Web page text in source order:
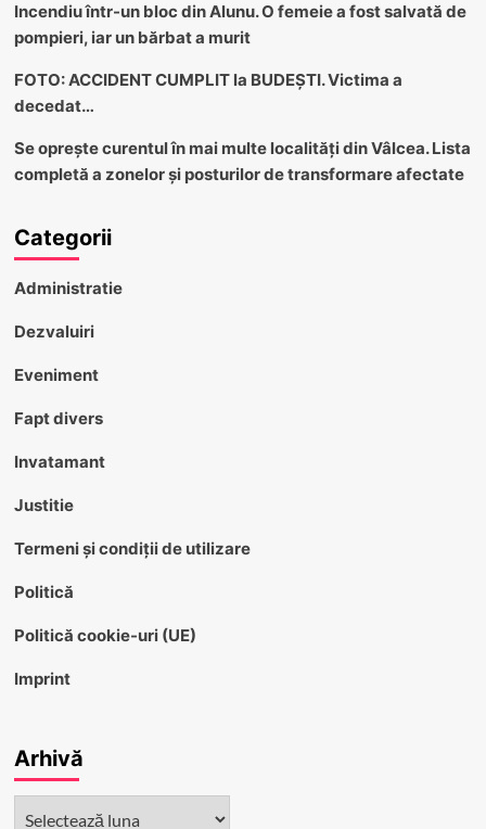
Incendiu într-un bloc din Alunu. O femeie a fost salvată de
pompieri, iar un bărbat a murit
FOTO: ACCIDENT CUMPLIT la BUDEȘTI. Victima a
decedat…
Se oprește curentul în mai multe localități din Vâlcea. Lista
completă a zonelor și posturilor de transformare afectate
Categorii
Administratie
Dezvaluiri
Eveniment
Fapt divers
Invatamant
Justitie
Termeni și condiții de utilizare
Politică
Politică cookie-uri (UE)
Imprint
Arhivă